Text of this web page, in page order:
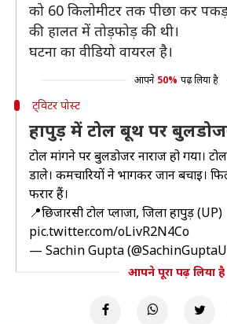
को 60 किलोमीटर तक पीछा कर
की हालत में तोड़फोड़ की थी।
घटना का वीडियो वायरल है।
आपने 50% पढ़ लिया है
ट्विटर पोस्ट
हापुड़ में टोल बूथ पर
टोल मांगने पर बुलडोजर नाराज हो गया।
डाले। कर्मचारियों ने भागकर जान बचाई।
फरार हैं।
📍छिजारसी टोल प्लाजा, जिला हापुड़ (UP)
pic.twitter.com/oLivR2N4Co
— Sachin Gupta
आपने पूरा पढ़ लिया है